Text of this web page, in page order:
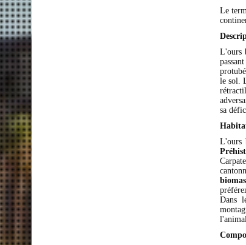
Le
L'ours
le sol.
sa
L'ours
Dans